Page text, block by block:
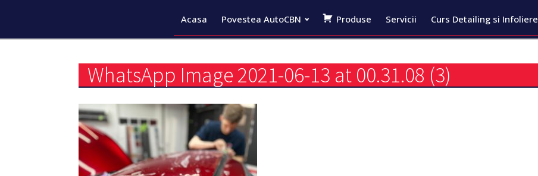
Acasa Povestea AutoCBN Produse Servicii Curs Detailing si Infoliere
WhatsApp Image 2021-06-13 at 00.31.08 (3)